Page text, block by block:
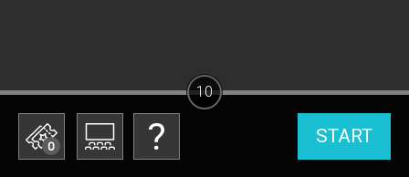
0 START
10